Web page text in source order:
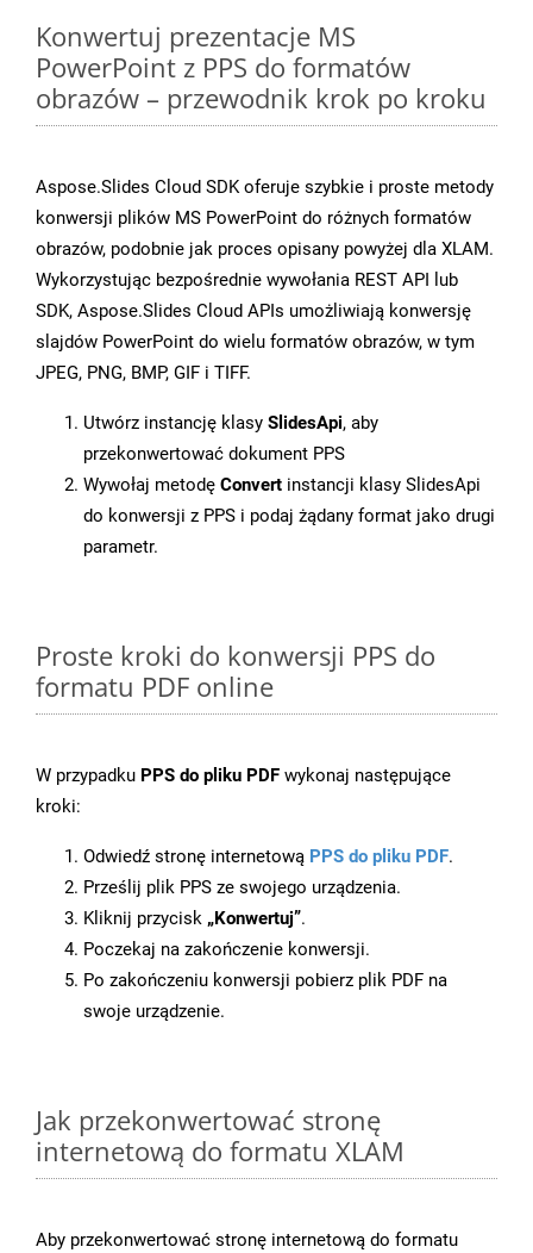
Konwertuj prezentacje MS
PowerPoint z PPS do formatów
obrazów – przewodnik krok po kroku
Aspose.Slides Cloud SDK oferuje szybkie i proste metody
konwersji plików MS PowerPoint do różnych formatów
obrazów, podobnie jak proces opisany powyżej dla XLAM.
Wykorzystując bezpośrednie wywołania REST API lub
SDK, Aspose.Slides Cloud APIs umożliwiają konwersję
slajdów PowerPoint do wielu formatów obrazów, w tym
JPEG, PNG, BMP, GIF i TIFF.
Utwórz instancję klasy SlidesApi, aby
przekonwertować dokument PPS
Wywołaj metodę Convert instancji klasy SlidesApi
do konwersji z PPS i podaj żądany format jako drugi
parametr.
Proste kroki do konwersji PPS do
formatu PDF online
W przypadku PPS do pliku PDF wykonaj następujące
kroki:
Odwiedź stronę internetową PPS do pliku PDF.
Prześlij plik PPS ze swojego urządzenia.
Kliknij przycisk „Konwertuj”.
Poczekaj na zakończenie konwersji.
Po zakończeniu konwersji pobierz plik PDF na
swoje urządzenie.
Jak przekonwertować stronę
internetową do formatu XLAM
Aby przekonwertować stronę internetową do formatu